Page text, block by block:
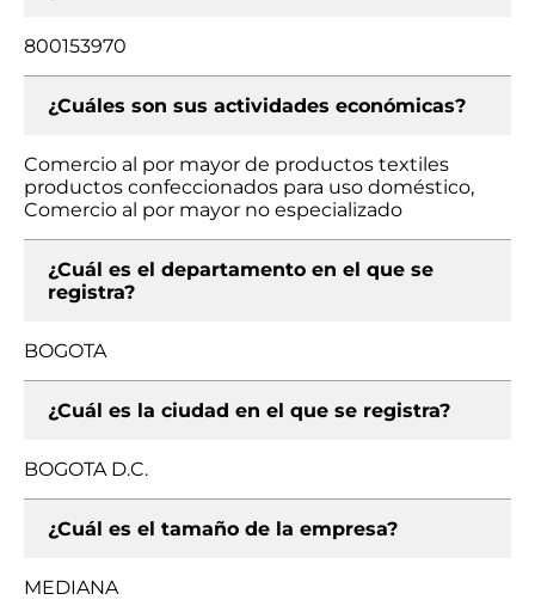
800153970
¿Cuáles son sus actividades económicas?
Comercio al por mayor de productos textiles
productos confeccionados para uso doméstico,
Comercio al por mayor no especializado
¿Cuál es el departamento en el que se
registra?
BOGOTA
¿Cuál es la ciudad en el que se registra?
BOGOTA D.C.
¿Cuál es el tamaño de la empresa?
MEDIANA